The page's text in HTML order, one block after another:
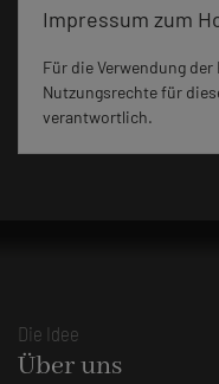
Impressum zum
Für die Verwendung
Nutzungsrechte für
verantwortlich.
Die Idee
Über uns